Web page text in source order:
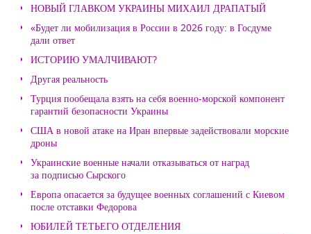
НОВЫЙ ГЛАВКОМ УКРАИНЫ МИХАИЛ ДРАПАТЫЙ
«Будет ли мобилизация в России в 2026 году: в Госдуме
дали ответ
ИСТОРИЮ УМАЛЧИВАЮТ?
Другая реальность
Турция пообещала взять на себя военно-морской компонент
гарантий безопасности Украины
США в новой атаке на Иран впервые задействовали морские
дроны
Украинские военные начали отказываться от наград
за подписью Сырского
Европа опасается за будущее военных соглашений с Киевом
после отставки Федорова
ЮБИЛЕЙ ТЕТЬЕГО ОТДЕЛЕНИЯ